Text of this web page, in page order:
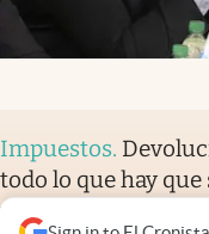
Impuestos.
todo lo que hay
requisitos de ARCA